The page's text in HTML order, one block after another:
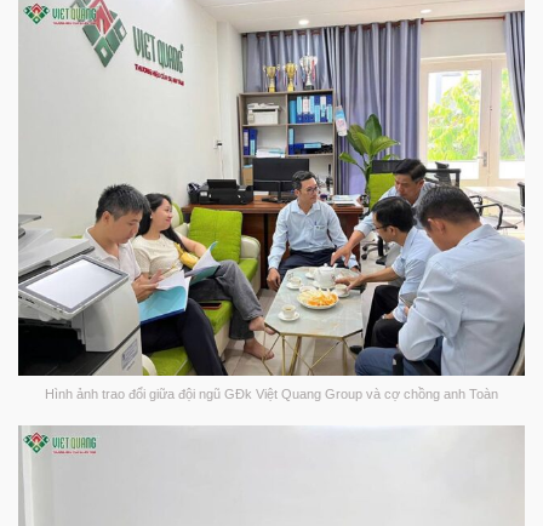
Hình ảnh trao đổi giữa đội ngũ GĐk Việt Quang Group và cợ chồng anh Toàn